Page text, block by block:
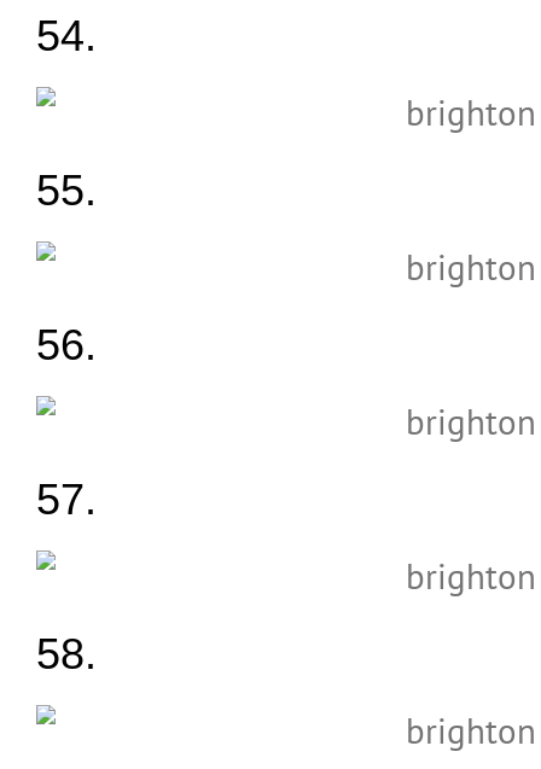
54.
55.
56.
57.
58.